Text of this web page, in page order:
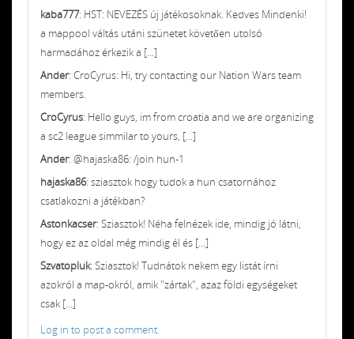
kaba777: HST: NEVEZÉS új játékosoknak. Kedves Mindenki!
a mappool váltás utáni szünetet követően utolsó
harmadához érkezik a [...]
Ander: CroCyrus: Hi, try contacting our Nation Wars team
members.
CroCyrus: Hello guys, im from croatia and we are organizing
a sc2 league simmilar to yours, [...]
Ander: @hajaska86: /join hun-1
hajaska86: sziasztok hogy tudok a hun csatornához
csatlakozni a játékban?
Astonkacser: Sziasztok! Néha felnézek ide, mindig jó látni,
hogy ez az oldal még mindig él és [...]
Szvatopluk: Sziasztok! Tudnátok nekem egy listát írni
azokról a map-okról, amik "zártak", azaz földi egységeket
csak [...]
Log in to post a comment.